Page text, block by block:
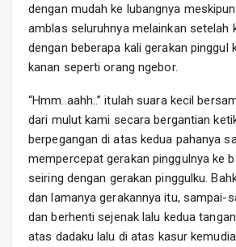
dengan mudah ke lubangnya
amblas seluruhnya melainkan setelah
dengan beberapa kali gerakan pinggul
kanan seperti orang ngebor.
“Hmm..aahh..” itulah suara kecil
dari mulut kami secara bergantian
berpegangan di atas kedua pahanya
mempercepat gerakan pinggulnya ke
seiring dengan gerakan pinggulku.
dan lamanya gerakannya itu, sampai-
dan berhenti sejenak lalu kedua
atas dadaku lalu di atas kasur